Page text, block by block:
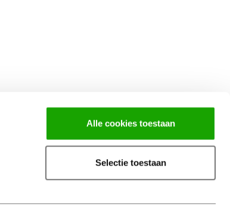
Alle cookies toestaan
Selectie toestaan